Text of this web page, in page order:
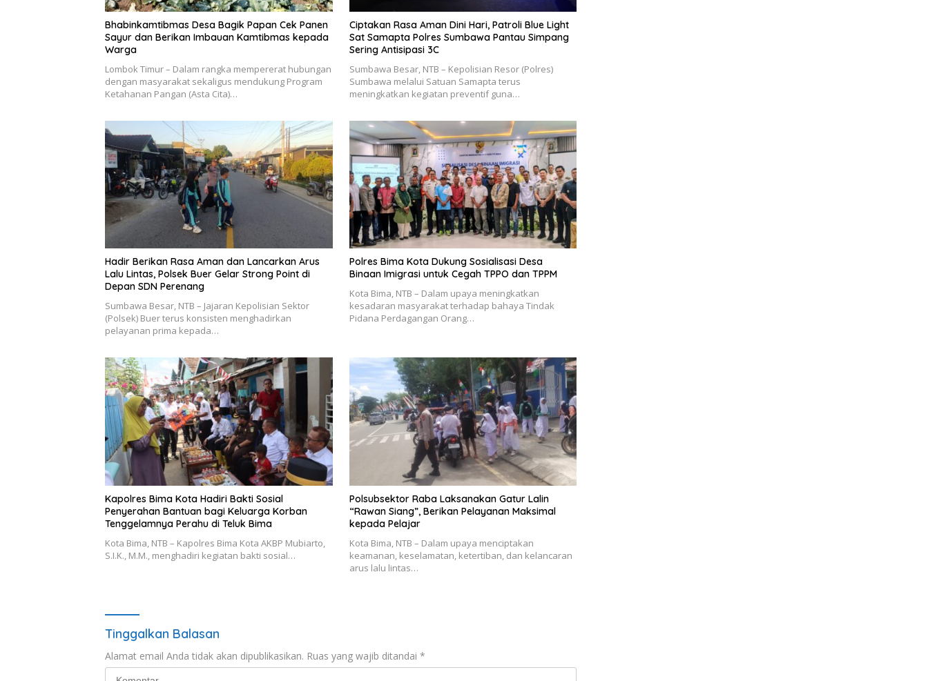
Bhabinkamtibmas Desa Bagik Papan Cek Panen
Sayur dan Berikan Imbauan Kamtibmas kepada
Warga
Lombok Timur – Dalam rangka mempererat hubungan
dengan masyarakat sekaligus mendukung Program
Ketahanan Pangan (Asta Cita)…
Ciptakan Rasa Aman Dini Hari, Patroli Blue Light
Sat Samapta Polres Sumbawa Pantau Simpang
Sering Antisipasi 3C
Sumbawa Besar, NTB – Kepolisian Resor (Polres)
Sumbawa melalui Satuan Samapta terus
meningkatkan kegiatan preventif guna…
Hadir Berikan Rasa Aman dan Lancarkan Arus
Lalu Lintas, Polsek Buer Gelar Strong Point di
Depan SDN Perenang
Sumbawa Besar, NTB – Jajaran Kepolisian Sektor
(Polsek) Buer terus konsisten menghadirkan
pelayanan prima kepada…
Polres Bima Kota Dukung Sosialisasi Desa
Binaan Imigrasi untuk Cegah TPPO dan TPPM
Kota Bima, NTB – Dalam upaya meningkatkan
kesadaran masyarakat terhadap bahaya Tindak
Pidana Perdagangan Orang…
Kapolres Bima Kota Hadiri Bakti Sosial
Penyerahan Bantuan bagi Keluarga Korban
Tenggelamnya Perahu di Teluk Bima
Kota Bima, NTB – Kapolres Bima Kota AKBP Mubiarto,
S.I.K., M.M., menghadiri kegiatan bakti sosial…
Polsubsektor Raba Laksanakan Gatur Lalin
“Rawan Siang”, Berikan Pelayanan Maksimal
kepada Pelajar
Kota Bima, NTB – Dalam upaya menciptakan
keamanan, keselamatan, ketertiban, dan kelancaran
arus lalu lintas…
Tinggalkan Balasan
Alamat email Anda tidak akan dipublikasikan. Ruas yang wajib ditandai *